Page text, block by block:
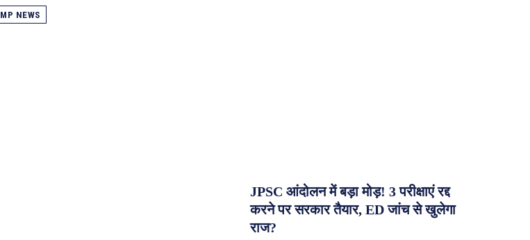
MP NEWS
JPSC आंदोलन में बड़ा मोड़! 3 परीक्षाएं रद्द
करने पर सरकार तैयार, ED जांच से खुलेगा
राज?